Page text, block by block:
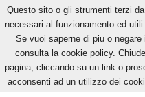
Home Tags Andrea Limbacher
Andrea
Questo sito o gli strumenti terzi
necessari al funzionamento ed
Se vuoi saperne di piu o
consulta la cookie policy.
pagina, cliccando su un link o
acconsenti ad un utilizzo dei